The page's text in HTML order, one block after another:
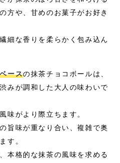
方や、甘めのお菓子がお好き
細な香りを柔らかく包み込ん
ースの抹茶チョコボールは、
みが調和した大人の味わいで
味がより際立ちます。
旨味が重なり合い、複雑で奥
す。
本格的な抹茶の風味を求める